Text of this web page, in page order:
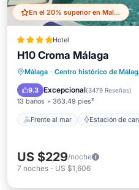
En el 20% superior en Malaga Historic Centre
Hotel
H10 Croma Málaga
Málaga · Centro histórico de
9.3 Excepcional(3479 Reseñas)
13 baños 363.49 pies²
Frente al mar Estación de
Frente al mar
Estación de carga
Aparcamiento
US $229/noche
7 noches - US $1,606